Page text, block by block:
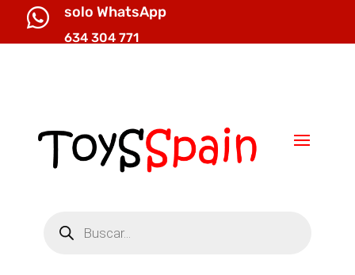
 solo WhatsApp
634 304 771
productos